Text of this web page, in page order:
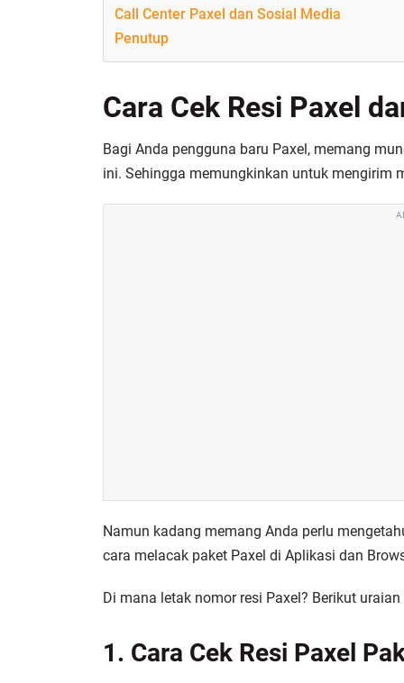
Call Center Paxel dan Sosial Media
Penutup
Cara Cek Resi Paxel
Bagi Anda pengguna baru Paxel, memang
ini. Sehingga memungkinkan untuk mengirim
Namun kadang memang Anda perlu
cara melacak paket Paxel di Aplikasi dan
Di mana letak nomor resi Paxel? Berikut
1. Cara Cek Resi Paxel